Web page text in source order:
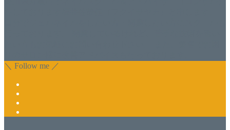
＼ Follow me ／